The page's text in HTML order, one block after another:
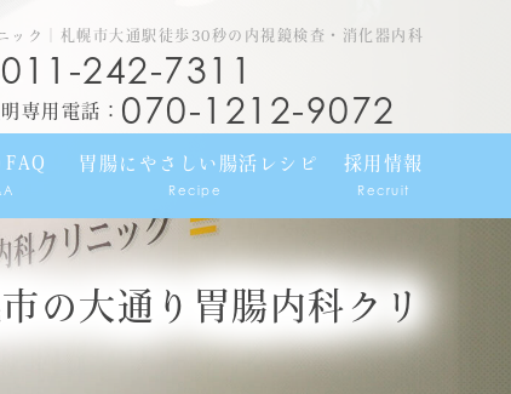
ック｜札幌市大通駅徒歩30秒の内視鏡検査・消化器内科
011-242-7311
専用電話： 070-1212-9072
FAQ 胃腸にやさしい腸活レシピ
Recipe
採用情報
Recruit
の大通り胃腸内科クリ